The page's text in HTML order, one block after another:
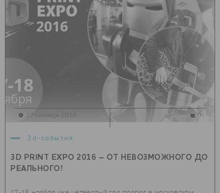
3d-события
3D PRINT EXPO 2016 – ОТ НЕВОЗМОЖНОГО ДО
РЕАЛЬНОГО!
27 сентября 2016 0